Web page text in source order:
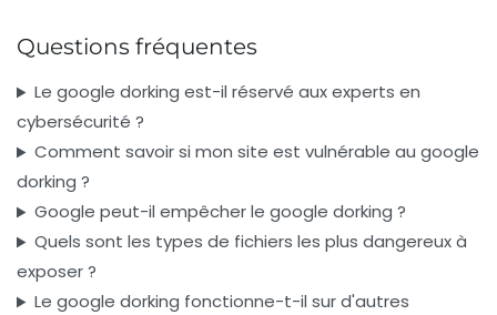
Questions fréquentes
Le google dorking est-il réservé aux experts en
cybersécurité ?
Comment savoir si mon site est vulnérable au google
dorking ?
Google peut-il empêcher le google dorking ?
Quels sont les types de fichiers les plus dangereux à
exposer ?
Le google dorking fonctionne-t-il sur d'autres